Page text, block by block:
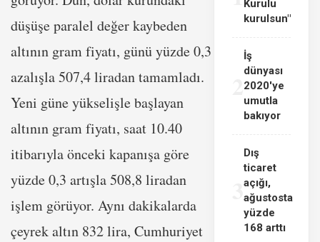
düşüşe paralel değer kaybeden
altının gram fiyatı, günü yüzde 0,3
azalışla 507,4 liradan tamamladı.
Yeni güne yükselişle başlayan
altının gram fiyatı, saat 10.40
itibarıyla önceki kapanışa göre
yüzde 0,3 artışla 508,8 liradan
işlem görüyor. Aynı dakikalarda
çeyrek altın 832 lira, Cumhuriyet
Kurulu
kurulsun"
İş
dünyası
2020'ye
umutla
bakıyor
3
Dış
ticaret
açığı,
ağustosta
yüzde
168 arttı